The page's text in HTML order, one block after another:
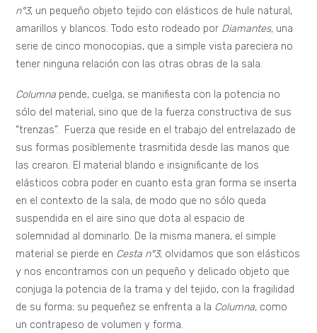
n°3, un pequeño objeto tejido con elásticos de hule natural,
amarillos y blancos. Todo esto rodeado por Diamantes, una
serie de cinco monocopias, que a simple vista pareciera no
tener ninguna relación con las otras obras de la sala.
Columna pende, cuelga, se manifiesta con la potencia no
sólo del material, sino que de la fuerza constructiva de sus
“trenzas”. Fuerza que reside en el trabajo del entrelazado de
sus formas posiblemente trasmitida desde las manos que
las crearon. El material blando e insignificante de los
elásticos cobra poder en cuanto esta gran forma se inserta
en el contexto de la sala, de modo que no sólo queda
suspendida en el aire sino que dota al espacio de
solemnidad al dominarlo. De la misma manera, el simple
material se pierde en Cesta n°3; olvidamos que son elásticos
y nos encontramos con un pequeño y delicado objeto que
conjuga la potencia de la trama y del tejido, con la fragilidad
de su forma; su pequeñez se enfrenta a la Columna, como
un contrapeso de volumen y forma.